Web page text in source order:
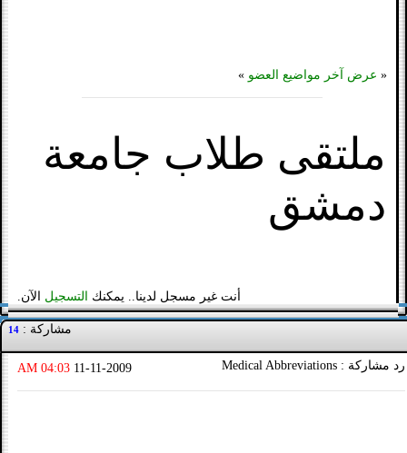
« عرض آخر مواضيع العضو »
ملتقى طلاب جامعة
دمشق
أنت غير مسجل لدينا.. يمكنك التسجيل الآن.
مشاركة : 14
رد مشاركة : Medical Abbreviations 11-11-2009
04:03 AM